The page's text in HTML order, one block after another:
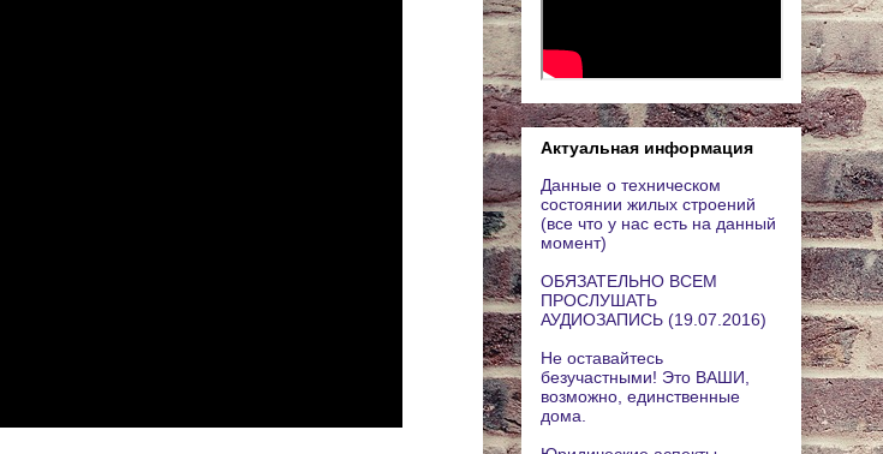
Актуальная информация
Данные о техническом
состоянии жилых строений
(все что у нас есть на данный
момент)
ОБЯЗАТЕЛЬНО ВСЕМ
ПРОСЛУШАТЬ
АУДИОЗАПИСЬ (19.07.2016)
Не оставайтесь
безучастными! Это ВАШИ,
возможно, единственные
дома.